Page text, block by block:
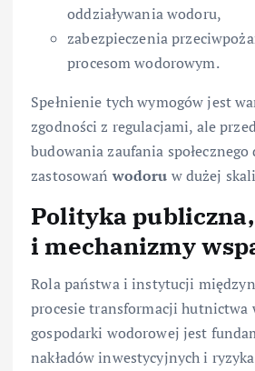
oddziaływania wodoru,
zabezpieczenia
procesom wodorowym.
Spełnienie tych wymogów jest
zgodności z regulacjami, ale
budowania zaufania społecznego
zastosowańwodoru w dużej
Polityka
i mechanizmy
Rola państwa i instytucji
procesie transformacji hutnictwa
gospodarki wodorowej jest
nakładów inwestycyjnych i